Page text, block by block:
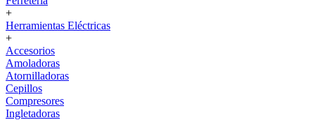
+
Herramientas Eléctricas
+
Accesorios
Amoladoras
Atornilladoras
Cepillos
Compresores
Ingletadoras